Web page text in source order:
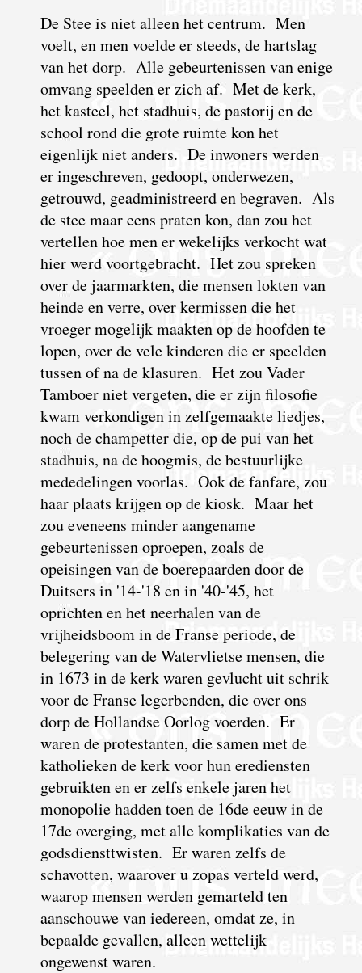
De Stee is niet alleen het centrum. Men
voelt, en men voelde er steeds, de hartslag
van het dorp. Alle gebeurtenissen van enige
omvang speelden er zich af. Met de kerk,
het kasteel, het stadhuis, de pastorij en de
school rond die grote ruimte kon het
eigenlijk niet anders. De inwoners werden
er ingeschreven, gedoopt, onderwezen,
getrouwd, geadministreerd en begraven. Als
de stee maar eens praten kon, dan zou het
vertellen hoe men er wekelijks verkocht wat
hier werd voortgebracht. Het zou spreken
over de jaarmarkten, die mensen lokten van
heinde en verre, over kermissen die het
vroeger mogelijk maakten op de hoofden te
lopen, over de vele kinderen die er speelden
tussen of na de klasuren. Het zou Vader
Tamboer niet vergeten, die er zijn filosofie
kwam verkondigen in zelfgemaakte liedjes,
noch de champetter die, op de pui van het
stadhuis, na de hoogmis, de bestuurlijke
mededelingen voorlas. Ook de fanfare, zou
haar plaats krijgen op de kiosk. Maar het
zou eveneens minder aangename
gebeurtenissen oproepen, zoals de
opeisingen van de boerepaarden door de
Duitsers in '14-'18 en in '40-'45, het
oprichten en het neerhalen van de
vrijheidsboom in de Franse periode, de
belegering van de Watervlietse mensen, die
in 1673 in de kerk waren gevlucht uit schrik
voor de Franse legerbenden, die over ons
dorp de Hollandse Oorlog voerden. Er
waren de protestanten, die samen met de
katholieken de kerk voor hun erediensten
gebruikten en er zelfs enkele jaren het
monopolie hadden toen de 16de eeuw in de
17de overging, met alle komplikaties van de
godsdiensttwisten. Er waren zelfs de
schavotten, waarover u zopas verteld werd,
waarop mensen werden gemarteld ten
aanschouwe van iedereen, omdat ze, in
bepaalde gevallen, alleen wettelijk
ongewenst waren.